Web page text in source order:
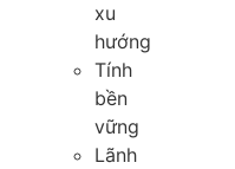
xu
hướng
Tính
bền
vững
Lãnh